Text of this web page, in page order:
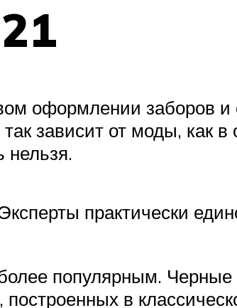
оформлении заборов и
зависит от моды, как
нельзя.
практически
популярным.
в